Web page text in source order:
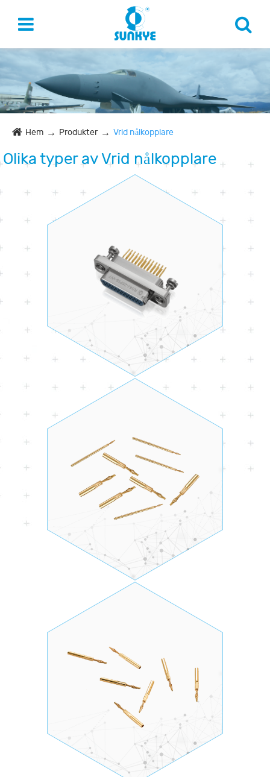
Hem Produkter Vrid nålkopplare
Olika typer av Vrid nålkopplare